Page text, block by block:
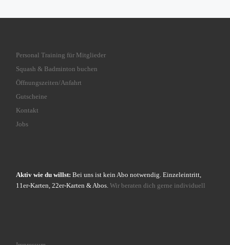
Personal Training für Mitglieder
Squash & Badminton buchen
Öffnungszeiten/Anfahrt
Gutscheine
Kontakt
Jobs
Aktiv wie du willst: Bei uns ist kein Abo notwendig. Einzeleintritt,
11er-Karten, 22er-Karten & Abos. Wir beraten dich gerne individuell